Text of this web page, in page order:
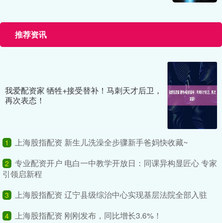
推荐资讯
我爱配资家 牺牲+接受替补！马刺天才后卫，
再次表态！
1 上海股指配资 新生儿洗澡全步骤新手爸妈快收藏~
2
专业配资开户 电白一中教学开放日：同课异构显匠心 专家
引领启新程
3 上海股指配资 辽宁县级综治中心实现基层法院全部入驻
4 上海股指配资 刚刚发布，同比增长3.6%！